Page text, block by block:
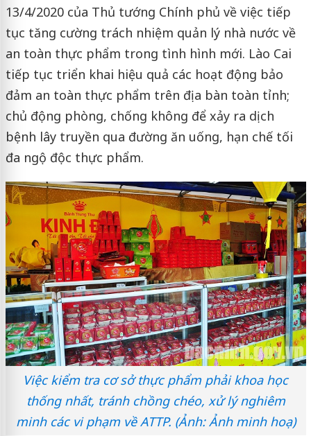
13/4/2020 của Thủ tướng Chính phủ về việc tiếp
tục tăng cường trách nhiệm quản lý nhà nước về
an toàn thực phẩm trong tình hình mới. Lào Cai
tiếp tục triển khai hiệu quả các hoạt động bảo
đảm an toàn thực phẩm trên địa bàn toàn tỉnh;
chủ động phòng, chống không để xảy ra dịch
bệnh lây truyền qua đường ăn uống, hạn chế tối
đa ngộ độc thực phẩm.
Việc kiểm tra cơ sở thực phẩm phải khoa học
thống nhất, tránh chồng chéo, xử lý nghiêm
minh các vi phạm về ATTP. (Ảnh: Ảnh minh hoạ)